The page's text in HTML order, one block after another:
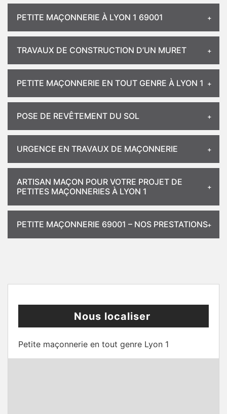
PETITE MAÇONNERIE À LYON 1 69001
TRAVAUX DE CONSTRUCTION D’UN MURET
PETITE MAÇONNERIE EN TOUT GENRE À LYON 1
POSE DE REVÊTEMENT DU SOL
URGENCE EN TRAVAUX DE MAÇONNERIE
ARTISAN MAÇON POUR VOTRE PROJET DE
PETITES MAÇONNERIES À LYON 1
PETITE MAÇONNERIE 69001 – NOS PRESTATIONS
Nous localiser
Petite maçonnerie en tout genre Lyon 1